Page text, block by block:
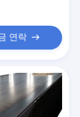
연락